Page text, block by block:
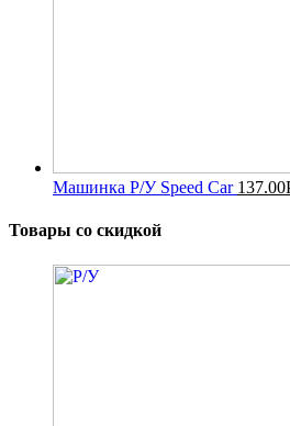
Машинка Р/У Speed Car 137.00
Товары со скидкой